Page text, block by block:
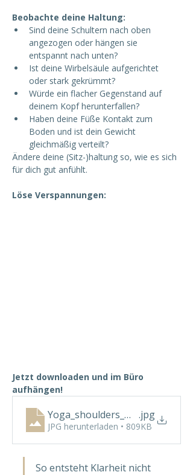
Beobachte deine Haltung:
Sind deine Schultern nach oben
angezogen oder hängen sie
entspannt nach unten?
Ist deine Wirbelsäule aufgerichtet
oder stark gekrümmt?
Würde ein flacher Gegenstand auf
deinem Kopf herunterfallen?
Haben deine Füße Kontakt zum
Boden und ist dein Gewicht
gleichmäßig verteilt?
Ändere deine (Sitz-)haltung so, wie es sich
für dich gut anfühlt.
Löse Verspannungen:
Jetzt downloaden und im Büro
aufhängen!
.jpg
JPG herunterladen • 809KB
So entsteht Klarheit nicht